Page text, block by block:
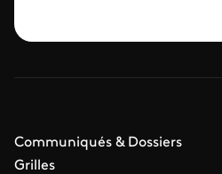
Communiqués & Dossiers
Grilles